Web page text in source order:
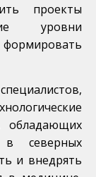
проекты
уровни
обладающих
северных
и внедрять